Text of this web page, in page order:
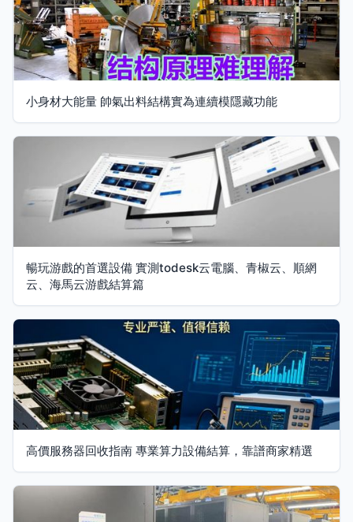
小身材大能量 帥氣出料結構實為連續模隱藏功能
暢玩游戲的首選設備 實測todesk云電腦、青椒云、順網
云、海馬云游戲結算篇
高價服務器回收指南 專業算力設備結算，靠譜商家精選